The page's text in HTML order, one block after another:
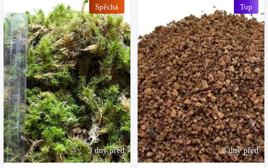
3 dny před
Spěchá
3 dny před
Top